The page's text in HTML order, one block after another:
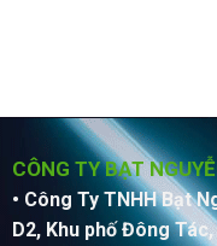
CÔNG TY BẠT
• Công Ty TNHH Bạt
D2, Khu phố Đông